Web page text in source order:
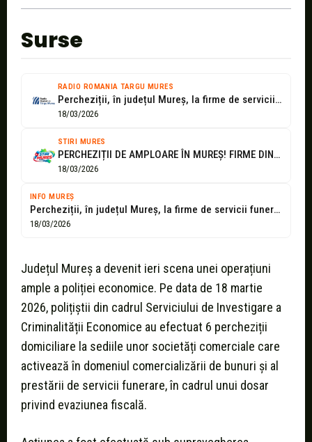
Surse
RADIO ROMANIA TARGU MURES
Percheziții, în județul Mureș, la firme de servicii funerare
18/03/2026
STIRI MURES
PERCHEZIȚII DE AMPLOARE ÎN MUREȘ! FIRME DIN DOMENIUL SERVICIILOR FUNERARE, ÎN VIZORUL...
18/03/2026
INFO MUREȘ
Percheziții, în județul Mureș, la firme de servicii funerare
18/03/2026
Județul Mureș a devenit ieri scena unei operațiuni
ample a poliției economice. Pe data de 18 martie
2026, polițiștii din cadrul Serviciului de Investigare a
Criminalității Economice au efectuat 6 percheziții
domiciliare la sediile unor societăți comerciale care
activează în domeniul comercializării de bunuri și al
prestării de servicii funerare, în cadrul unui dosar
privind evaziunea fiscală.